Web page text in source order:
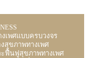
เพศแบบครบวงจร
สุขภาพทางเพศ
ฟื้นฟูสุขภาพทางเพศ